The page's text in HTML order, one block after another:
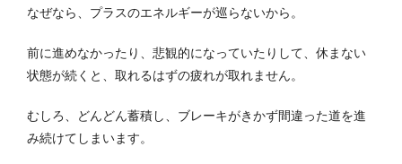
なぜなら、プラスのエネルギーが巡らないから。
前に進めなかったり、悲観的になっていたりして、休まない
状態が続くと、取れるはずの疲れが取れません。
むしろ、どんどん蓄積し、ブレーキがきかず間違った道を進
み続けてしまいます。